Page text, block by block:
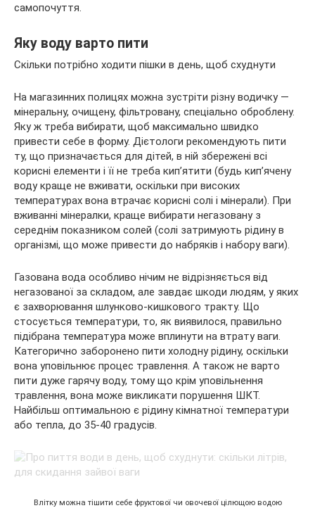
самопочуття.
Яку воду варто пити
Скільки потрібно ходити пішки в день, щоб схуднути
На магазинних полицях можна зустріти різну водичку —
мінеральну, очищену, фільтровану, спеціально оброблену.
Яку ж треба вибирати, щоб максимально швидко
привести себе в форму. Дієтологи рекомендують пити
ту, що призначається для дітей, в ній збережені всі
корисні елементи і її не треба кип’ятити (будь кип’ячену
воду краще не вживати, оскільки при високих
температурах вона втрачає корисні солі і мінерали). При
вживанні мінералки, краще вибирати негазовану з
середнім показником солей (солі затримують рідину в
організмі, що може привести до набряків і набору ваги).
Газована вода особливо нічим не відрізняється від
негазованої за складом, але завдає шкоди людям, у яких
є захворювання шлунково-кишкового тракту. Що
стосується температури, то, як виявилося, правильно
підібрана температура може вплинути на втрату ваги.
Категорично заборонено пити холодну рідину, оскільки
вона уповільнює процес травлення. А також не варто
пити дуже гарячу воду, тому що крім уповільнення
травлення, вона може викликати порушення ШКТ.
Найбільш оптимальною є рідину кімнатної температури
або тепла, до 35-40 градусів.
Влітку можна тішити себе фруктової чи овочевої цілющою водою